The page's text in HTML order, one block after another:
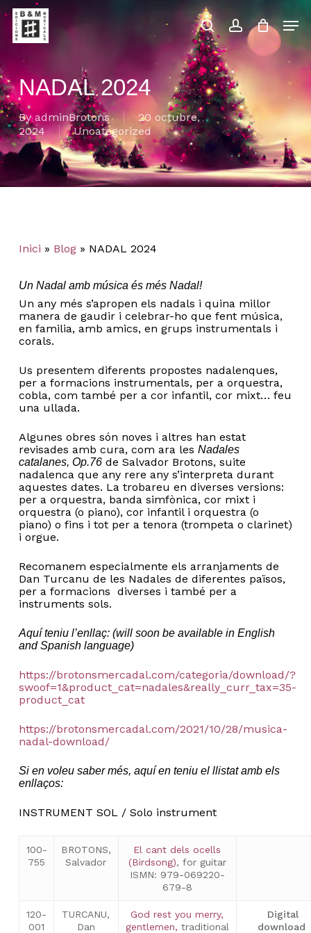
Skip
to
main
content
searchaccount
Cart Close
Cart
NADAL 2024
By adminBrotons
20 octubre,
2024
Uncategorized
Inici » Blog» NADAL 2024
Un Nadal amb música és més Nadal!
Un any més s’apropen els nadals i quina millor
manera de gaudir i celebrar-ho que fent música,
en familia, amb amics, en grups instrumentals i
corals.
Us presentem diferents propostes nadalenques,
per a formacions instrumentals, per a orquestra,
cobla, com també per a cor infantil, cor mixt… feu
una ullada.
Algunes obres són noves i altres han estat
revisades amb cura, com ara les Nadales
catalanes, Op.76de Salvador Brotons, suite
nadalenca que any rere any s’interpreta durant
aquestes dates. La trobareu en diverses versions:
per a orquestra, banda simfònica, cor mixt i
orquestra (o piano), cor infantil i orquestra (o
piano) o fins i tot per a tenora (trompeta o clarinet)
i orgue.
Recomanem especialmente els arranjaments de
Dan Turcanu de les Nadales de diferentes països,
per a formacions diverses i també per a
instruments sols.
Aquí teniu l’enllaç: (will soon be available in English
and Spanish language)
https://brotonsmercadal.com/categoria/download/?
swoof=1&product_cat=nadales&really_curr_tax=35-
product_cat
https://brotonsmercadal.com/2021/10/28/musica-
nadal-download/
Si en voleu saber més, aquí en teniu el llistat amb els
enllaços:
INSTRUMENT SOL / Solo instrument
100-
755
BROTONS,
Salvador
El cant dels ocells
(Birdsong), for guitar
ISMN: 979-069220-
679-8
120-
001
TURCANU,
Dan
God rest you merry,
gentlemen, traditional
Digital
download
Close
Menu